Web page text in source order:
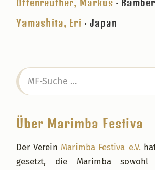
Yamashita, Eri · Japan
Seitenspalte
MF-
Suche
Über Marimba Festiva
Der Verein Marimba Festiva e.V.
gesetzt, die Marimba